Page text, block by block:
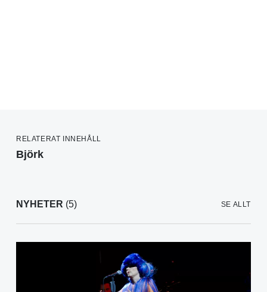
RELATERAT INNEHÅLL
Björk
NYHETER (5) SE ALLT